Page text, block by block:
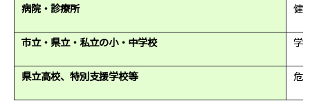
病院・診療所
健
市立・県立・私立の小・中学校
学
県立高校、特別支援学校等
危